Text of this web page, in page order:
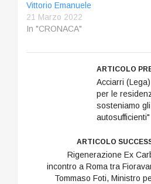
Vittorio Emanuele
21 Marzo 2022
In "CRONACA"
ARTICOLO
Acciarri
per le
sosteniamo
autosufficienti"
ARTICOLO
Rigenerazione Ex
incontro a Roma tra
Tommaso Foti, Ministro